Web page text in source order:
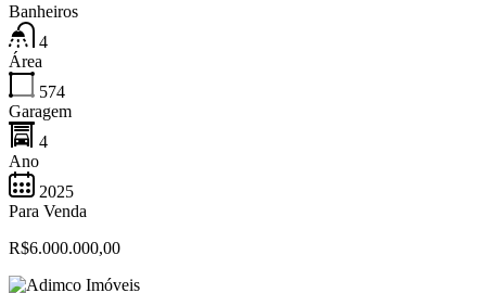
Banheiros
4
Área
574
Garagem
4
Ano
2025
Para Venda
R$6.000.000,00